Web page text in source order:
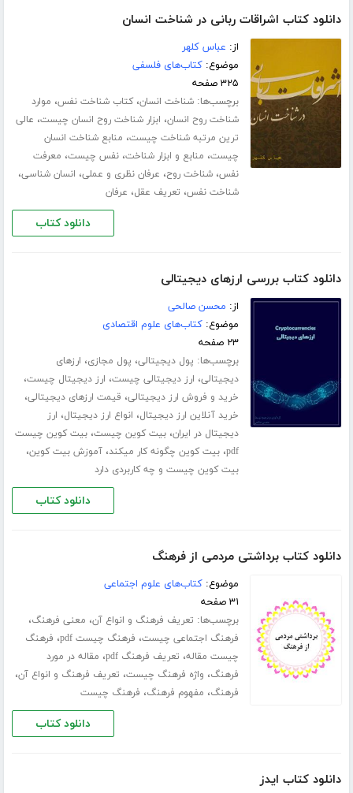
دانلود کتاب اشراقات ربانی در شناخت انسان
از: عباس کلهر
موضوع:کتاب‌های فلسفی
۳۲۵ صفحه
برچسب‌ها:شناخت انسان،کتاب شناخت نفس، موارد
شناخت روح انسان، ابزار شناخت روح انسان چیست، عالی
ترین مرتبه شناخت چیست، منابع شناخت انسان
چیست، منابع و ابزار شناخت،نفس چیست، معرفت
نفس،شناخت روح، عرفان نظری و عملی، انسان شناسی،
شناخت نفس، تعریف عقل، عرفان
دانلود کتاب
دانلود کتاب بررسی ارزهای دیجیتالی
از: محسن صالحی
موضوع:کتاب‌های علوم اقتصادی
۲۳ صفحه
برچسب‌ها: پول دیجیتالی، پول مجازی، ارزهای
دیجیتالی، ارز دیجیتالی چیست، ارز دیجیتال چیست،
خرید و فروش ارز دیجیتالی، قیمت ارزهای دیجیتالی،
خرید آنلاین ارز دیجیتال، انواع ارز دیجیتال، ارز
دیجیتال در ایران،بیت کوین چیست،بیت کوین چیست
pdf،بیت کوین چگونه کار میکند،آموزش بیت کوین،
بیت کوین چیست و چه کاربردی دارد
دانلود کتاب
دانلود کتاب برداشتی مردمی از فرهنگ
موضوع:کتاب‌های علوم اجتماعی
۳۱ صفحه
برچسب‌ها: تعریف فرهنگ و انواع آن، معنی فرهنگ،
فرهنگ اجتماعی چیست، فرهنگ چیست pdf ، فرهنگ
چیست مقاله، تعریف فرهنگ pdf ، مقاله در مورد
فرهنگ، واژه فرهنگ چیست، تعریف فرهنگ و انواع آن،
فرهنگ، مفهوم فرهنگ، فرهنگ چیست
دانلود کتاب
دانلود کتاب ایدز